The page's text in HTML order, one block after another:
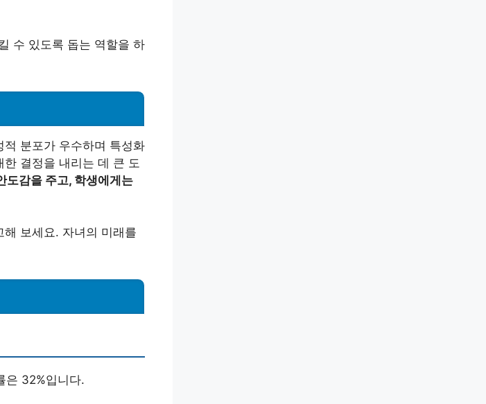
수 있도록 돕는 역할을 하
분포가 우수하며 특성화
결정을 내리는 데 큰 도
도감을 주고, 학생에게는
보세요. 자녀의 미래를
은 32%입니다.